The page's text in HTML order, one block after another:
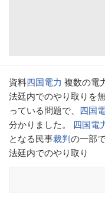
資料四国電力 複数の電
法廷内でのやり取りを
っている問題で、 四国
分かりました。 四国電
となる民事裁判の一部
法廷内でのやり取り